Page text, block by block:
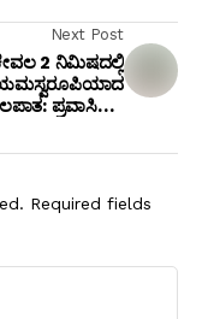
Next Post
2 ನಿಮಿಷದಲ್ಲಿ
ಪ್ರವಾಸಿಗರು
Required fields